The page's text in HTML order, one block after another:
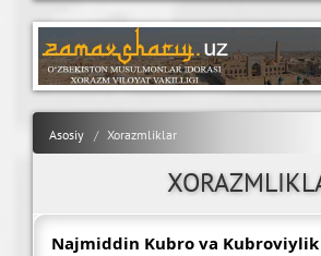
Asosiy Xorazmliklar
Najmiddin Kubro va